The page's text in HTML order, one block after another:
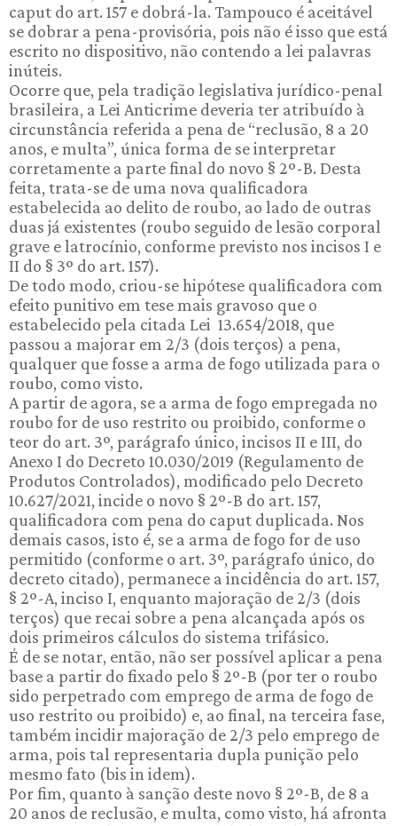
caput do art. 157 e dobrá-la. Tampouco é aceitável
se dobrar a pena-provisória, pois não é isso que está
escrito no dispositivo, não contendo a lei palavras
inúteis.
Ocorre que, pela tradição legislativa jurídico-penal
brasileira, a Lei Anticrime deveria ter atribuído à
circunstância referida a pena de “reclusão, 8 a 20
anos, e multa”, única forma de se interpretar
corretamente a parte final do novo § 2º-B. Desta
feita, trata-se de uma nova qualificadora
estabelecida ao delito de roubo, ao lado de outras
duas já existentes (roubo seguido de lesão corporal
grave e latrocínio, conforme previsto nos incisos I e
II do § 3º do art. 157).
De todo modo, criou-se hipótese qualificadora com
efeito punitivo em tese mais gravoso que o
estabelecido pela citada Lei 13.654/2018, que
passou a majorar em 2/3 (dois terços) a pena,
qualquer que fosse a arma de fogo utilizada para o
roubo, como visto.
A partir de agora, se a arma de fogo empregada no
roubo for de uso restrito ou proibido, conforme o
teor do art. 3º, parágrafo único, incisos II e III, do
Anexo I do Decreto 10.030/2019 (Regulamento de
Produtos Controlados), modificado pelo Decreto
10.627/2021, incide o novo § 2º-B do art. 157,
qualificadora com pena do caput duplicada. Nos
demais casos, isto é, se a arma de fogo for de uso
permitido (conforme o art. 3º, parágrafo único, do
decreto citado), permanece a incidência do art. 157,
§ 2º-A, inciso I, enquanto majoração de 2/3 (dois
terços) que recai sobre a pena alcançada após os
dois primeiros cálculos do sistema trifásico.
É de se notar, então, não ser possível aplicar a pena
base a partir do fixado pelo § 2º-B (por ter o roubo
sido perpetrado com emprego de arma de fogo de
uso restrito ou proibido) e, ao final, na terceira fase,
também incidir majoração de 2/3 pelo emprego de
arma, pois tal representaria dupla punição pelo
mesmo fato (bis in idem).
Por fim, quanto à sanção deste novo § 2º-B, de 8 a
20 anos de reclusão, e multa, como visto, há afronta